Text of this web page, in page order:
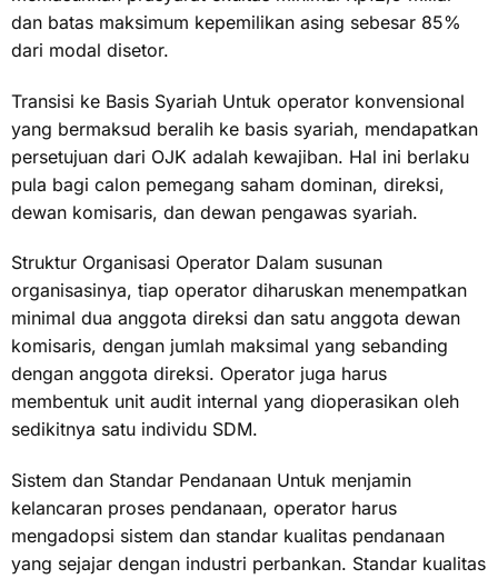
dan batas maksimum kepemilikan asing sebesar 85%
dari modal disetor.
Transisi ke Basis Syariah Untuk operator konvensional
yang bermaksud beralih ke basis syariah, mendapatkan
persetujuan dari OJK adalah kewajiban. Hal ini berlaku
pula bagi calon pemegang saham dominan, direksi,
dewan komisaris, dan dewan pengawas syariah.
Struktur Organisasi Operator Dalam susunan
organisasinya, tiap operator diharuskan menempatkan
minimal dua anggota direksi dan satu anggota dewan
komisaris, dengan jumlah maksimal yang sebanding
dengan anggota direksi. Operator juga harus
membentuk unit audit internal yang dioperasikan oleh
sedikitnya satu individu SDM.
Sistem dan Standar Pendanaan Untuk menjamin
kelancaran proses pendanaan, operator harus
mengadopsi sistem dan standar kualitas pendanaan
yang sejajar dengan industri perbankan. Standar kualitas